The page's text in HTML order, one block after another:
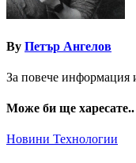
By Петър Ангелов
За повече информация
Може би ще харесате..
Новини Технологии